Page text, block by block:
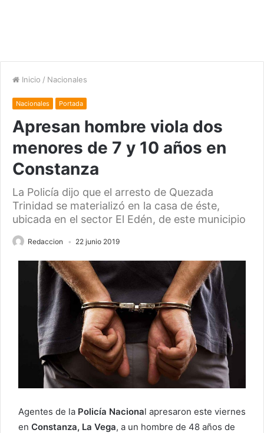
Inicio / Nacionales
Nacionales Portada
Apresan hombre viola dos
menores de 7 y 10 años en
Constanza
La Policía dijo que el arresto de Quezada
Trinidad se materializó en la casa de éste,
ubicada en el sector El Edén, de este municipio
Redaccion 22 junio 2019
Agentes de la Policía Nacional apresaron este viernes
en Constanza, La Vega, a un hombre de 48 años de